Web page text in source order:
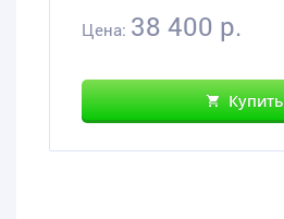
Цена: 38 400 р.
Купить